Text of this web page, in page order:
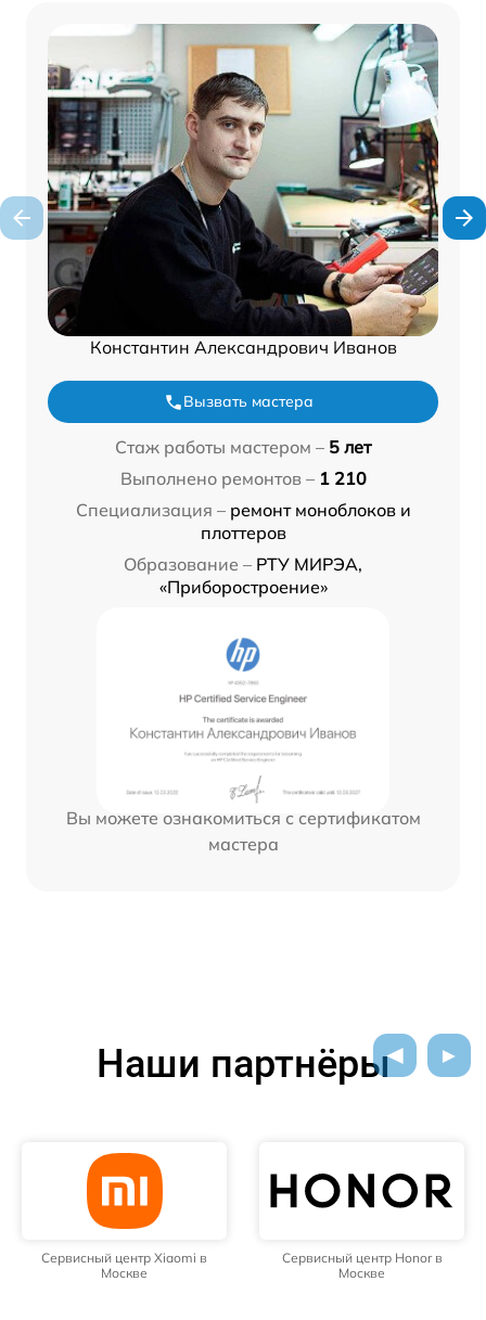
Константин Александрович Иванов
Вызвать мастера
Стаж работы мастером – 5 лет
Выполнено ремонтов – 1 210
Специализация – ремонт моноблоков и
плоттеров
Образование – РТУ МИРЭА,
«Приборостроение»
Вы можете ознакомиться с сертификатом
мастера
Наши партнёры
Сервисный центр Xiaomi в
Москве
Сервисный центр Honor в
Москве